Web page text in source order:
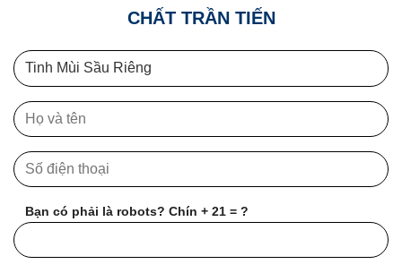
CHẤT TRẦN TIẾN
Bạn có phải là robots? Chín + 21 = ?